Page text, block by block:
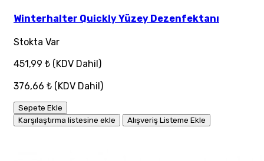
Winterhalter Quickly Yüzey Dezenfektanı
Stokta Var
451,99 ₺ (KDV Dahil)
376,66 ₺ (KDV Dahil)
Sepete Ekle
Karşılaştırma listesine ekle
Alışveriş Listeme Ekle